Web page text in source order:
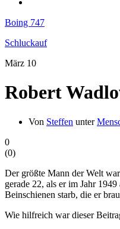
Boing 747
Schluckauf
März 10
Robert
Von Steffen unter
0
(0)
Der größte Mann der Welt
gerade 22, als er im Jahr
Beinschienen starb, die er
Wie hilfreich war dieser